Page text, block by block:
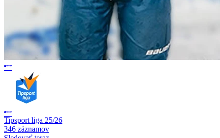
Tipsport liga 25/26
346 záznamov